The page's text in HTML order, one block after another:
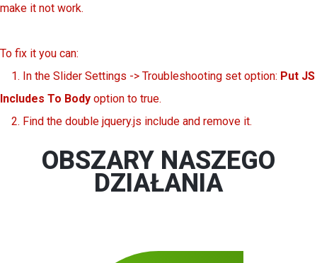
make it not work.
To fix it you can:
1. In the Slider Settings -> Troubleshooting set option: Put JS
Includes To Body option to true.
2. Find the double jquery.js include and remove it.
OBSZARY NASZEGO
DZIAŁANIA